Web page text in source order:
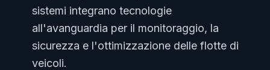
sistemi integrano tecnologie
all'avanguardia per il monitoraggio, la
sicurezza e l'ottimizzazione delle flotte di
veicoli.